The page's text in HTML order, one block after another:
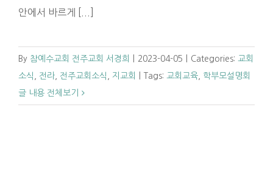
안에서 바르게 [...]
By 참예수교회 전주교회 서경희 2023-04-05 Categories: 교회
소식
전라 전주교회소식 지교회 Tags: 교회교육
학부모설명회
글 내용 전체보기